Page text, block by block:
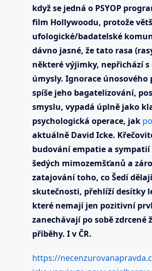
když se jedná o PSYOP
film Hollywoodu, protože
ufologické/badatelské
dávno jasné, že tato rasa
některé výjimky, nepřichází
úmysly. Ignorace únosového
spíše jeho bagatelizování,
smyslu, vypadá úplně jako
psychologická operace, jak
aktuálně David Icke.
budování empatie a sympatií
šedých mimozemšťanů a
zatajování toho, co Šedí
skutečnosti, přehlíží desítky
které nemají jen pozitivní
zanechávají po sobě zdrcené
příběhy. I v ČR.
https://